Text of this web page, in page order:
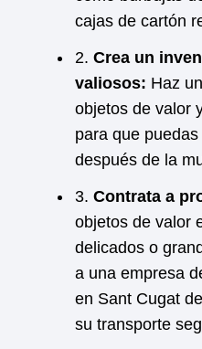
cajas de cartón
2. Crea un
valiosos: Haz
objetos de valor
para que
después de la
3. Contrata a
objetos de valor
delicados o
a una empresa
en Sant Cugat
su transporte